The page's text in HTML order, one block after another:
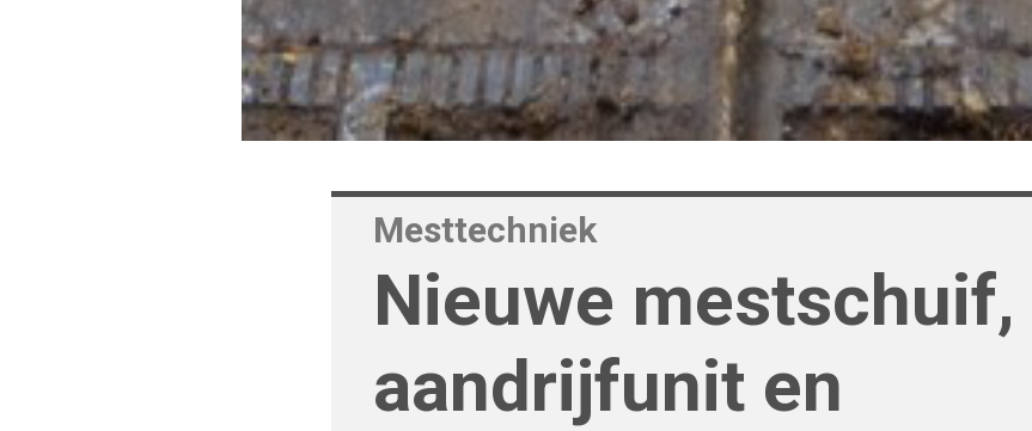
Mesttechniek
Nieuwe mestschuif,
aandrijfunit en